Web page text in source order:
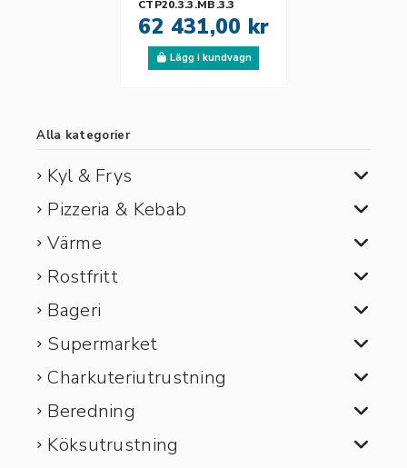
CTP20.3.3.MB.3.3
62 431,00 kr
Lägg i kundvagn
Alla kategorier
Kyl & Frys
Pizzeria & Kebab
Värme
Rostfritt
Bageri
Supermarket
Charkuteriutrustning
Beredning
Köksutrustning